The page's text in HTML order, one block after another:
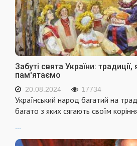
Забуті свята України:
пам'ятаємо
20.08.2024 17734
Український народ багатий на
багато з яких сягають своїм
...